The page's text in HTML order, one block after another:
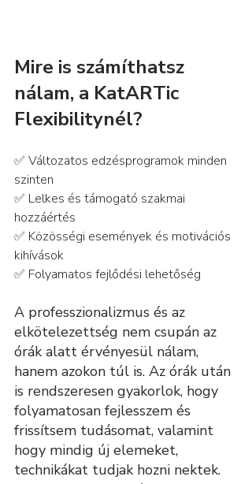
Mire is számíthatsz
nálam, a KatARTic
Flexibilitynél?
✅ Változatos edzésprogramok minden
szinten
✅ Lelkes és támogató szakmai
hozzáértés
✅ Közösségi események és motivációs
kihívások
✅ Folyamatos fejlődési lehetőség
A professzionalizmus és az
elkötelezettség nem csupán az
órák alatt érvényesül nálam,
hanem azokon túl is. Az órák után
is rendszeresen gyakorlok, hogy
folyamatosan fejlesszem és
frissítsem tudásomat, valamint
hogy mindig új elemeket,
technikákat tudjak hozni nektek.